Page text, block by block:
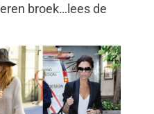
broek…lees de